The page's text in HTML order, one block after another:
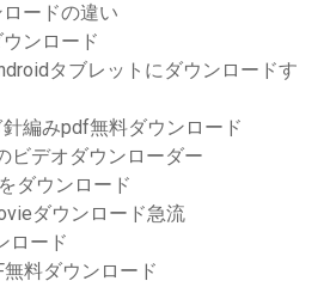
ードの違い
ンロード
タブレットにダウンロードす
編みpdf無料ダウンロード
ビデオダウンローダー
ダウンロード
ダウンロード急流
ロード
料ダウンロード